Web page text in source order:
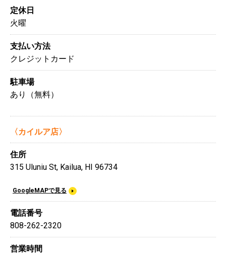
定休日
火曜
支払い方法
クレジットカード
駐車場
あり（無料）
〈カイルア店〉
住所
315 Uluniu St, Kailua, HI 96734
GoogleMAPで見る
電話番号
808-262-2320
営業時間